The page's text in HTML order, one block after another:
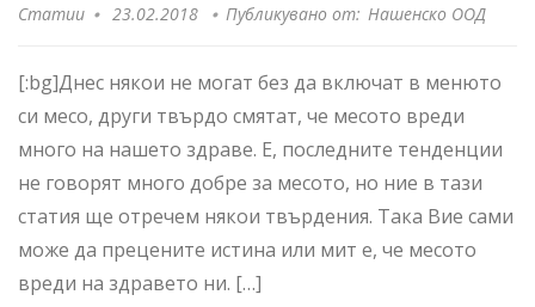
Статии 23.02.2018 Публикувано от: Нашенско ООД
[:bg]Днес някои не могат без да включат в менюто
си месо, други твърдо смятат, че месото вреди
много на нашето здраве. Е, последните тенденции
не говорят много добре за месото, но ние в тази
статия ще отречем някои твърдения. Така Вие сами
може да прецените истина или мит е, че месото
вреди на здравето ни. […]